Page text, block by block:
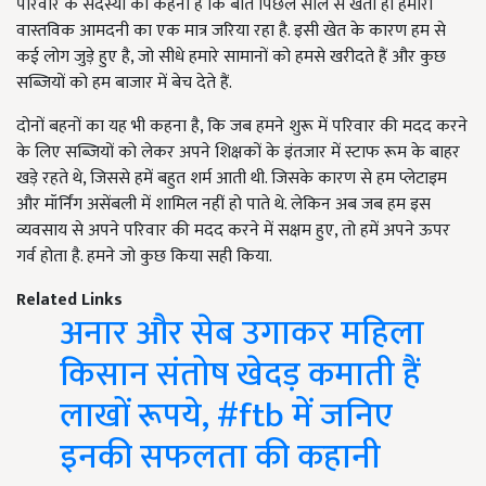
वास्तविक आमदनी का एक मात्र जरिया रहा है. इसी खेत के कारण हम से
कई लोग जुड़े हुए है, जो सीधे हमारे सामानों को हमसे खरीदते हैं और कुछ
सब्जियों को हम बाजार में बेच देते हैं.
दोनों बहनों का यह भी कहना है, कि जब हमने शुरू में परिवार की मदद करने
के लिए सब्जियों को लेकर अपने शिक्षकों के इंतजार में स्टाफ रूम के बाहर
खड़े रहते थे, जिससे हमें बहुत शर्म आती थी. जिसके कारण से हम प्लेटाइम
और मॉर्निंग असेंबली में शामिल नहीं हो पाते थे. लेकिन अब जब हम इस
व्यवसाय से अपने परिवार की मदद करने में सक्षम हुए, तो हमें अपने ऊपर
गर्व होता है. हमने जो कुछ किया सही किया.
Related Links
अनार और सेब उगाकर महिला
किसान संतोष खेदड़ कमाती हैं
लाखों रूपये, #ftb में जनिए
इनकी सफलता की कहानी